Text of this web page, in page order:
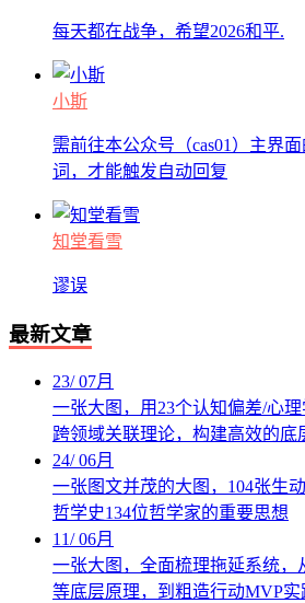
每天都在战争，希望2026和平.
小斯
需前往本公众号（cas01）主界
词，才能触发自动回复
知堂看雪
谬误
最新文章
23/07月
一张大图，用23个认知偏差/心
跨领域关联理论，构建高效的底
24/06月
一张图文并茂的大图，104张生
哲学史134位哲学家的重要思想
11/06月
一张大图，全面梳理拖延系统，
等底层原理，到粗造行动MVP实